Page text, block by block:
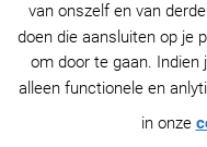
© Stichting AFIP 2021.
Privacy Policy&
van onszelf en van
doen die aansluiten op je
om door te gaan. Indien
alleen functionele en
in onze